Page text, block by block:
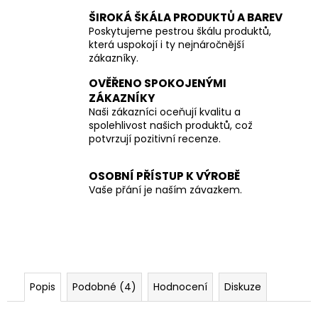
ŠIROKÁ ŠKÁLA PRODUKTŮ A BAREV
Poskytujeme pestrou škálu produktů,
která uspokojí i ty nejnáročnější
zákazníky.
OVĚŘENO SPOKOJENÝMI
ZÁKAZNÍKY
Naši zákazníci oceňují kvalitu a
spolehlivost našich produktů, což
potvrzují pozitivní recenze.
OSOBNÍ PŘÍSTUP K VÝROBĚ
Vaše přání je naším závazkem.
Popis Podobné (4) Hodnocení Diskuze